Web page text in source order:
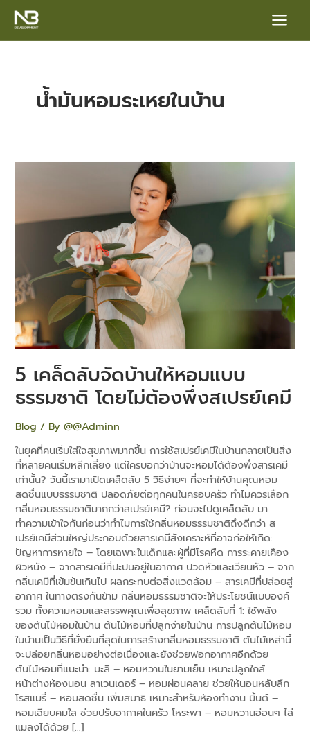
Main
Menu
น้ำมันหอมระเหยในบ้าน
5 เคล็ดลับจัดบ้านให้หอมแบบ
ธรรมชาติ โดยไม่ต้องพึ่งสเปรย์เคมี
Blog / By@@Adminn
ในยุคที่คนเริ่มใส่ใจสุขภาพมากขึ้น การใช้สเปรย์เคมีในบ้านกลายเป็นสิ่ง
ที่หลายคนเริ่มหลีกเลี่ยง แต่ใครบอกว่าบ้านจะหอมได้ต้องพึ่งสารเคมี
เท่านั้น? วันนี้เรามาเปิดเคล็ดลับ 5 วิธีง่ายๆ ที่จะทำให้บ้านคุณหอม
สดชื่นแบบธรรมชาติ ปลอดภัยต่อทุกคนในครอบครัว ทำไมควรเลือก
กลิ่นหอมธรรมชาติมากกว่าสเปรย์เคมี? ก่อนจะไปดูเคล็ดลับ มา
ทำความเข้าใจกันก่อนว่าทำไมการใช้กลิ่นหอมธรรมชาติถึงดีกว่า ส
เปรย์เคมีส่วนใหญ่ประกอบด้วยสารเคมีสังเคราะห์ที่อาจก่อให้เกิด:
ปัญหาการหายใจ – โดยเฉพาะในเด็กและผู้ที่มีโรคหืด การระคายเคือง
ผิวหนัง – จากสารเคมีที่ปะปนอยู่ในอากาศ ปวดหัวและเวียนหัว – จาก
กลิ่นเคมีที่เข้มข้นเกินไป ผลกระทบต่อสิ่งแวดล้อม – สารเคมีที่ปล่อยสู่
อากาศ ในทางตรงกันข้าม กลิ่นหอมธรรมชาติจะให้ประโยชน์แบบองค์
รวม ทั้งความหอมและสรรพคุณเพื่อสุขภาพ เคล็ดลับที่ 1: ใช้พลัง
ของต้นไม้หอมในบ้าน ต้นไม้หอมที่ปลูกง่ายในบ้าน การปลูกต้นไม้หอม
ในบ้านเป็นวิธีที่ยั่งยืนที่สุดในการสร้างกลิ่นหอมธรรมชาติ ต้นไม้เหล่านี้
จะปล่อยกลิ่นหอมอย่างต่อเนื่องและยังช่วยฟอกอากาศอีกด้วย
ต้นไม้หอมที่แนะนำ: มะลิ – หอมหวานในยามเย็น เหมาะปลูกใกล้
หน้าต่างห้องนอน ลาเวนเดอร์ – หอมผ่อนคลาย ช่วยให้นอนหลับลึก
โรสแมรี่ – หอมสดชื่น เพิ่มสมาธิ เหมาะสำหรับห้องทำงาน มิ้นต์ –
หอมเฉียบคมใส ช่วยปรับอากาศในครัว โหระพา – หอมหวานอ่อนๆ ไล่
แมลงได้ด้วย […]
บ้าน
แบบ
ธรรมชาติ
โดย
ไม่
ต้อง
พึ่ง
เปรย์